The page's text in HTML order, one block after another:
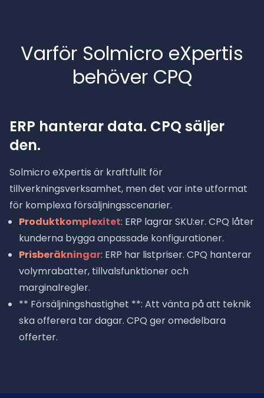
Varför Solmicro eXpertis
behöver CPQ
ERP hanterar data. CPQ säljer
den.
Solmicro eXpertis är kraftfullt för
tillverkningsverksamhet, men det var inte utformat
för komplexa försäljningsscenarier.
Produktkomplexitet: ERP lagrar SKU:er. CPQ låter
kunderna bygga anpassade konfigurationer.
Prisberäkningar: ERP har listpriser. CPQ hanterar
volymrabatter, tillvalsfunktioner och
marginalregler.
** Försäljningshastighet **: Att vänta på att teknik
ska offerera tar dagar. CPQ ger omedelbara
offerter.